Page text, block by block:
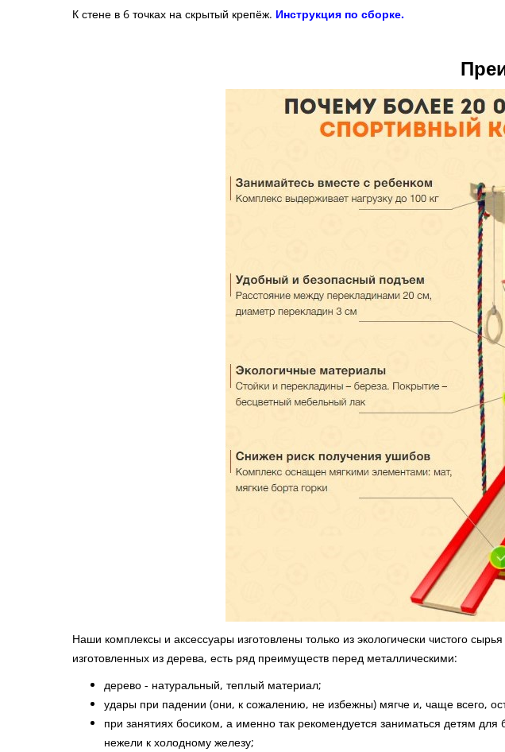
К стене в 6 точках на скрытый крепёж. Инструкция по сборке.
Наши комплексы и аксессуары изготовлены только из экологически чистого
изготовленных из дерева, есть ряд преимуществ перед металлическими:
дерево - натуральный, теплый материал;
удары при падении (они, к сожалению, не избежны) мягче и, чаще всего,
при занятиях босиком, а именно так рекомендуется заниматься детям
нежели к холодному железу;